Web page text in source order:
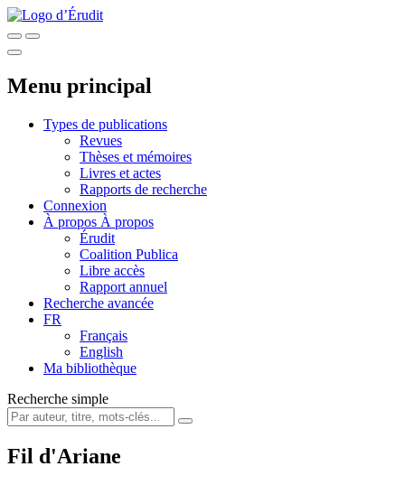
Menu principal
Types de publications
Revues
Thèses et mémoires
Livres et actes
Rapports de recherche
Connexion
À propos À propos
Érudit
Coalition Publica
Libre accès
Rapport annuel
Recherche avancée
FR
Français
English
Ma bibliothèque
Recherche simple
Fil d'Ariane